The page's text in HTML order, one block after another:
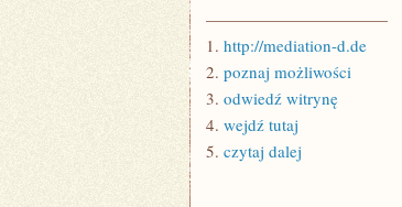
———————————
1. http://mediation-d.de
2. poznaj możliwości
3. odwiedź witrynę
4. wejdź tutaj
5. czytaj dalej